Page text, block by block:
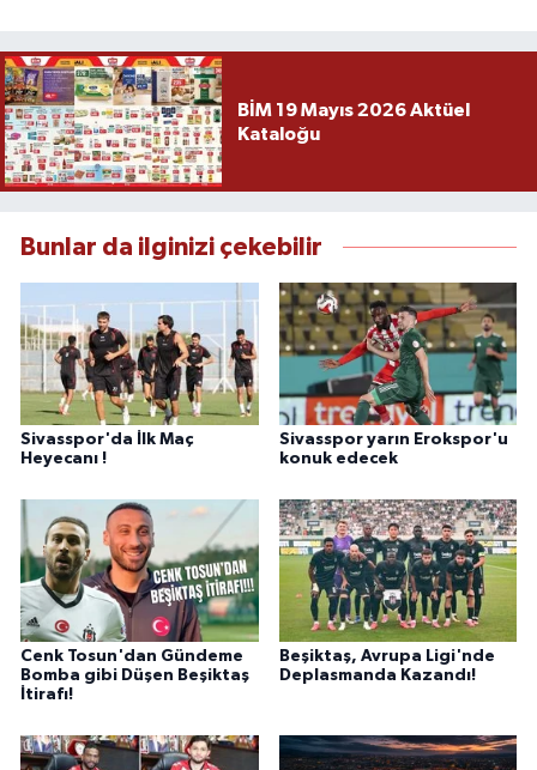
BİM 19 Mayıs 2026 Aktüel
Kataloğu
Bunlar da ilginizi çekebilir
Sivasspor'da İlk Maç
Heyecanı !
Sivasspor yarın Erokspor'u
konuk edecek
Cenk Tosun'dan Gündeme
Bomba gibi Düşen Beşiktaş
İtirafı!
Beşiktaş, Avrupa Ligi'nde
Deplasmanda Kazandı!